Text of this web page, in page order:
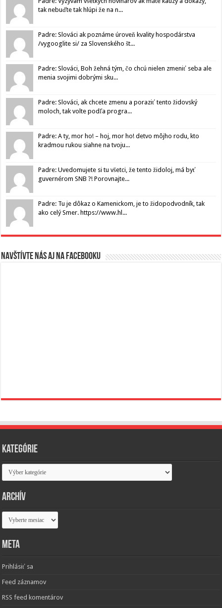
tak nebuďte tak hlúpi že na n...
Padre: Slováci ak poznáme úroveň kvality hospodárstva
/vygooglite si/ za Slovenského št...
Padre: Slováci, Boh žehná tým, čo chcú nielen zmeniť seba ale
menia svojimi dobrými sku...
Padre: Slováci, ak chcete zmenu a poraziť tento židovský
moloch, tak volte podľa progra...
Padre: A ty, mor ho! – hoj, mor ho! detvo môjho rodu, kto
kradmou rukou siahne na tvoju...
Padre: Uvedomujete si tu všetci, že tento židoloj, má byť
guvernérom SNB ?! Porovnajte...
Padre: Tu je dôkaz o Kamenickom, je to židopodvodník, tak
ako celý Smer. https://www.hl...
Navštívte nás aj na Facebooku
Kategórie
Kategórie
Archív
Archív
Meta
Prihlásiť sa
Feed záznamov
RSS feed komentárov